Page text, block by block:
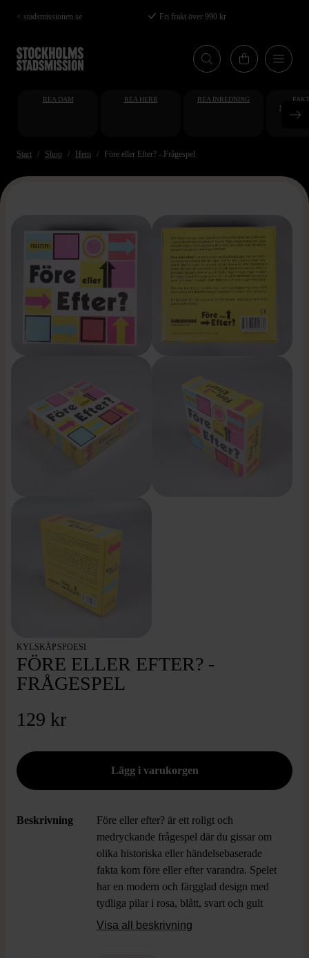
Hoppa
till
huvudinnehåll
< stadsmissionen.se Fri frakt över 990 kr
REA DAM REA HERR REA INREDNING
Start Shop Hem Före eller Efter? - Frågespel
KYLSKÅPSPOESI
FÖRE ELLER EFTER? -
FRÅGESPEL
129 kr
Beskrivning
Före eller efter? är ett roligt och
medryckande frågespel där du gissar om
olika historiska eller händelsebaserade
fakta kom före eller efter varandra. Spelet
har en modern och färgglad design med
tydliga pilar i rosa, blått, svart och gult
som verkligen poppar. Lättspelat och
Visa all beskrivning